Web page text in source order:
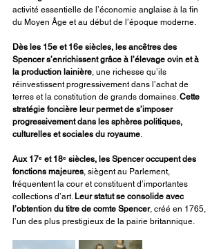
activité essentielle de l’économie anglaise à la fin
du Moyen Âge et au début de l’époque moderne.
Dès les 15e et 16e siècles, les ancêtres des
Spencer s’enrichissent grâce à l’élevage ovin et à
la production lainière , une richesse qu’ils
réinvestissent progressivement dans l’achat de
terres et la constitution de grands domaines. Cette
stratégie foncière leur permet de s’imposer
progressivement dans les sphères politiques,
culturelles et sociales du royaume
Aux 17ᵉ et 18ᵉ siècles, les Spencer occupent des
fonctions majeures , siègent au Parlement,
fréquentent la cour et constituent d’importantes
collections d’art. Leur statut se consolide avec
l’obtention du titre de comte Spencer, créé en 1765,
l’un des plus prestigieux de la pairie britannique.